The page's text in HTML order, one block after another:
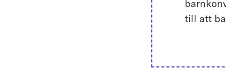
till att